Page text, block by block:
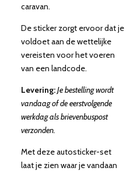
caravan.
De sticker zorgt ervoor dat je
voldoet aan de wettelijke
vereisten voor het voeren
van een landcode.
Levering:Je bestelling wordt
vandaag of de eerstvolgende
werkdag als brievenbuspost
verzonden.
Met deze autosticker-set
laat je zien waar je vandaan